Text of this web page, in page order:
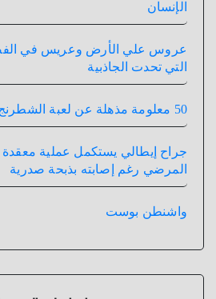
الإنسان
عروس علي الأرض وعريس في
التي تحدت الجاذبية
50 معلومة مذهلة عن لعبة الشطرنج
جراح إيطالي يستكمل عملية معقدة
المرضي رغم إصابته بذبحة صدرية
واشنطن بوست